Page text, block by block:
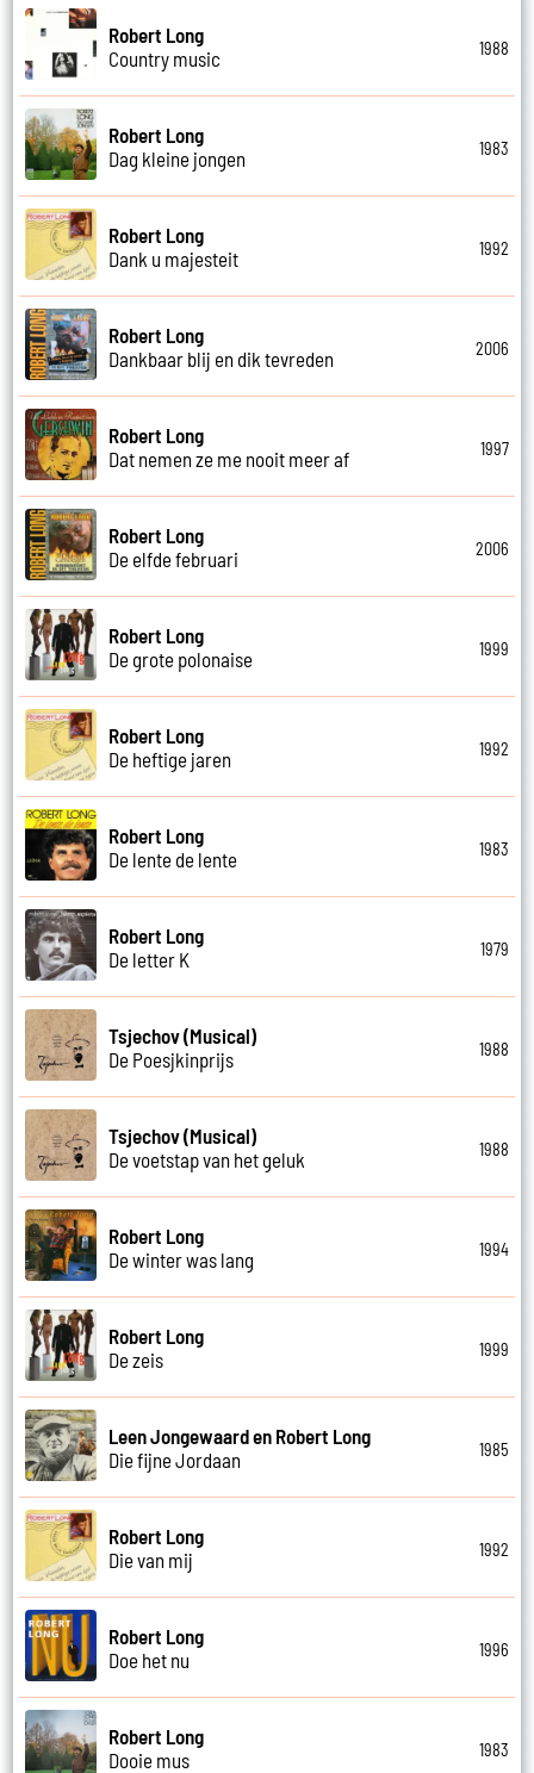
Robert Long
Country music
1988
Robert Long
Dag kleine jongen
1983
Robert Long
Dank u majesteit
1992
Robert Long
Dankbaar blij en dik tevreden
2006
Robert Long
Dat nemen ze me nooit meer af
1997
Robert Long
De elfde februari
2006
Robert Long
De grote polonaise
1999
Robert Long
De heftige jaren
1992
Robert Long
De lente de lente
1983
Robert Long
De letter K
1979
Tsjechov (Musical)
De Poesjkinprijs
1988
Tsjechov (Musical)
De voetstap van het geluk
1988
Robert Long
De winter was lang
1994
Robert Long
De zeis
1999
Leen Jongewaard en Robert Long
Die fijne Jordaan
1985
Robert Long
Die van mij
1992
Robert Long
Doe het nu
1996
Robert Long
Dooie mus
1983